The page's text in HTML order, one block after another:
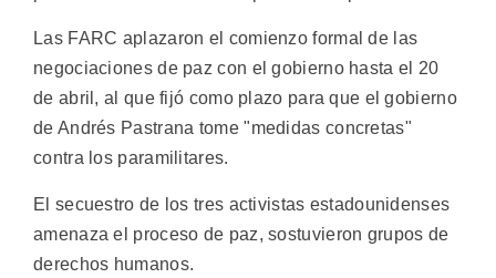
Las FARC aplazaron el comienzo formal de las
negociaciones de paz con el gobierno hasta el 20
de abril, al que fijó como plazo para que el gobierno
de Andrés Pastrana tome "medidas concretas"
contra los paramilitares.
El secuestro de los tres activistas estadounidenses
amenaza el proceso de paz, sostuvieron grupos de
derechos humanos.